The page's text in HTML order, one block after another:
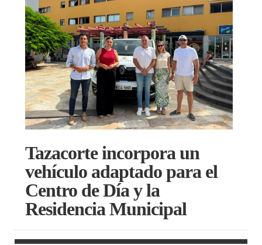
Tazacorte incorpora un
vehículo adaptado para el
Centro de Día y la
Residencia Municipal